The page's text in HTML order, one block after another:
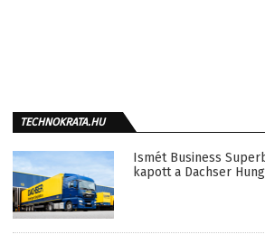
TECHNOKRATA.HU
Ismét Business
kapott a Dachser